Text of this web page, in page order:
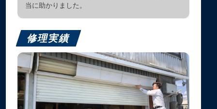
当に助かりました。
修理実績